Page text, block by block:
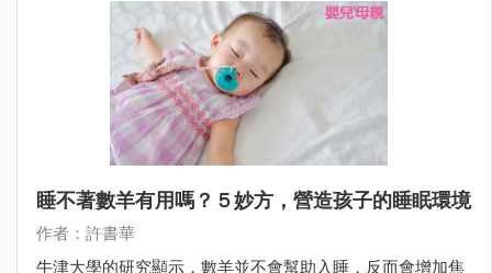
睡不著數羊有用嗎？５妙方，營造孩子的睡眠環境
作者：許書華
牛津大學的研究顯示，數羊並不會幫助入睡，反而會增加焦